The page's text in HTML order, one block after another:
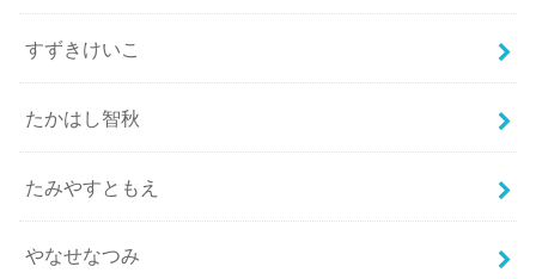
すずきけいこ
たかはし智秋
たみやすともえ
やなせなつみ